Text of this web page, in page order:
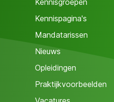
Kennisgroepen
Kennispagina's
Mandatarissen
Nieuws
Opleidingen
Praktijkvoorbeelden